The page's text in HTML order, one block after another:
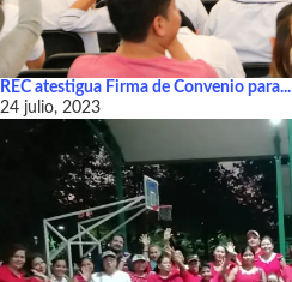
REC atestigua Firma de Convenio para...
24 julio, 2023